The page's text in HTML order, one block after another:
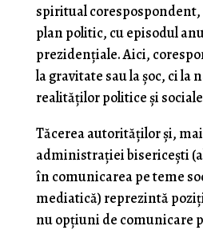
spiritual
plan politic, cu episodul
prezidenţiale. Aici,
la gravitate sau la şoc, ci la
realităţilor politice şi
Tăcerea autorităţilor şi,
administraţiei bisericeşti
în comunicarea pe teme
mediatică) reprezintă
nu opţiuni de comunicare